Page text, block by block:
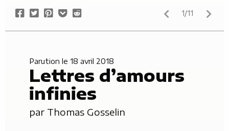
Share
on
Tweet
Pin
it
Add
to
Submit
to
1/11
Parution le 18 avril 2018
Lettres d’amours
infinies
par Thomas Gosselin